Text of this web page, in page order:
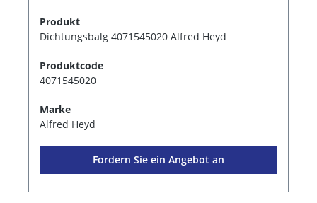
Produkt
Dichtungsbalg 4071545020 Alfred Heyd
Produktcode
4071545020
Marke
Alfred Heyd
Fordern Sie ein Angebot an